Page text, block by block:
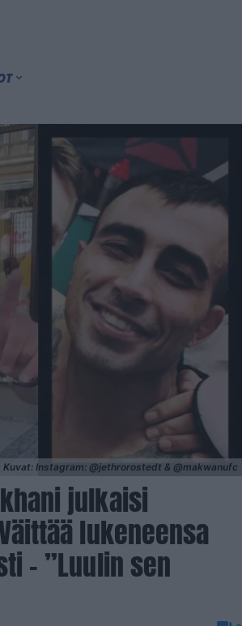
Kuvat: Instagram: @jethrorostedt & @makwanufc
julkaisi
lukeneensa
– ”Luulin sen